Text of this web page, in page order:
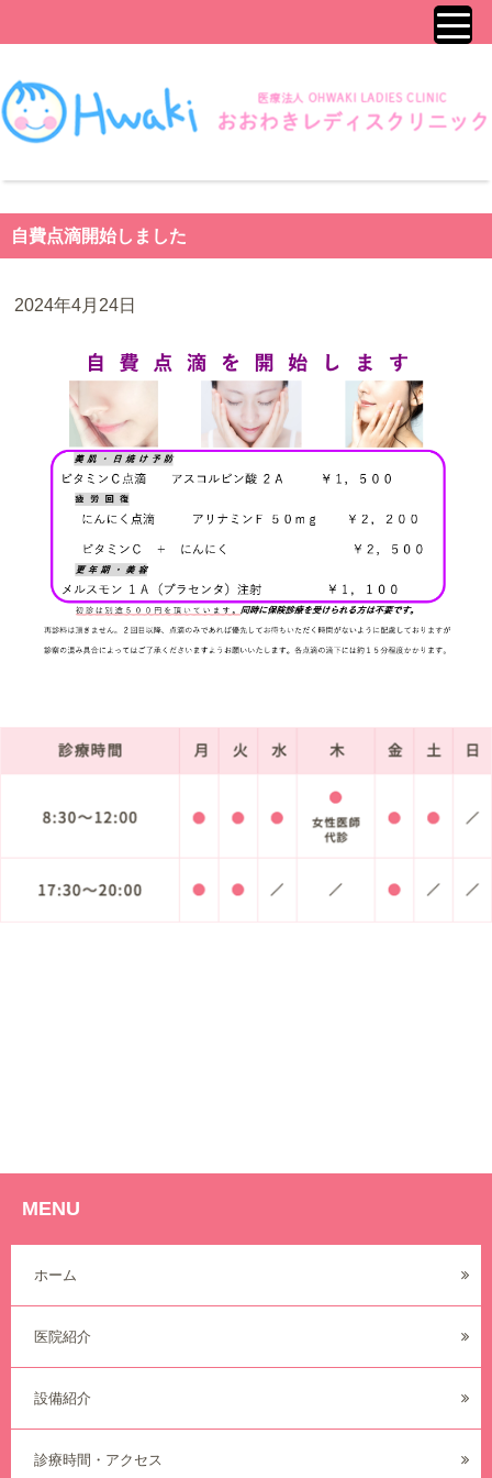
自費点滴開始しました
2024年4月24日
MENU
ホーム
医院紹介
設備紹介
診療時間・アクセス